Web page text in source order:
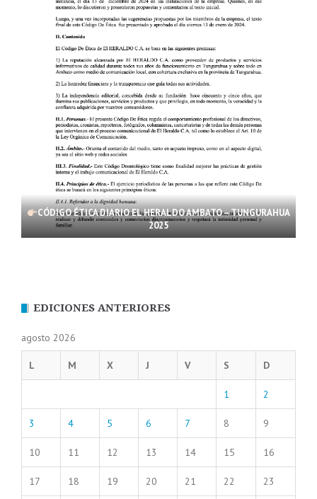
CÓDIGO ÉTICA DIARIO EL HERALDO AMBATO – TUNGURAHUA
2025
EDICIONES ANTERIORES
agosto 2026
L M X J V S D
1 2
3 4 5 6 7 8 9
10 11 12 13 14 15 16
17 18 19 20 21 22 23